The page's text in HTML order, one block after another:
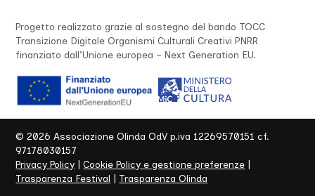
Progetto realizzato grazie al sostegno del bando TOCC
Transizione Digitale Organismi Culturali Creativi PNRR
finanziato dall’Unione europea – Next Generation EU.
©2026 Associazione Olinda OdV p.iva 12269570151 cf.
97178030157
Privacy Policy |Cookie Policy e gestione preferenze
Trasparenza Festival
Trasparenza Olinda